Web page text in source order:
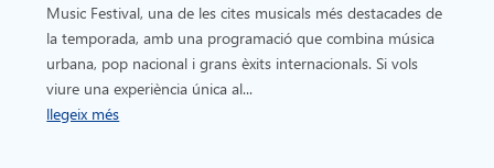
Music Festival, una de les cites musicals més destacades de
la temporada, amb una programació que combina música
urbana, pop nacional i grans èxits internacionals. Si vols
viure una experiència única al...
llegeix més